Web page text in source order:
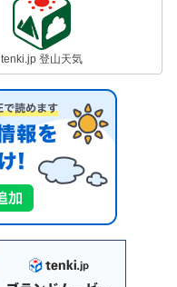
tenki.jp 登山天気